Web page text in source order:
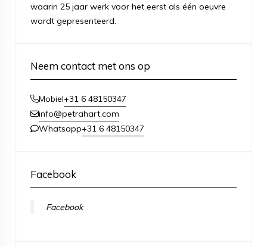
waarin 25 jaar werk voor het eerst als één oeuvre
wordt gepresenteerd.
Neem contact met ons op
Mobiel+31 6 48150347
info@petrahart.com
Whatsapp+31 6 48150347
Facebook
Facebook